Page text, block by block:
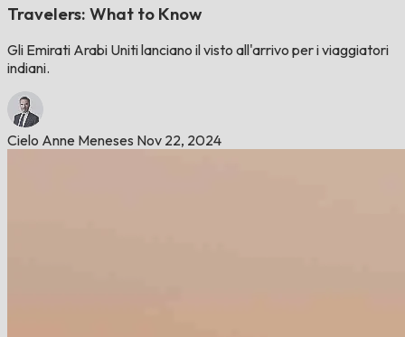
Travelers: What to Know
Gli Emirati Arabi Uniti lanciano il visto all'arrivo per i viaggiatori
indiani.
Cielo Anne Meneses Nov 22, 2024